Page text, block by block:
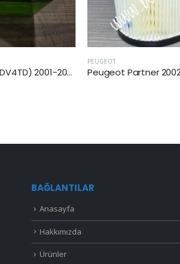
Peugeot 307 8HZ (DV4TD) 2001-2005 Arası 1.4 Dizel Yakıt Filtresi
BAĞLANTILAR
Anasayfa
Hakkımızda
Ürünler